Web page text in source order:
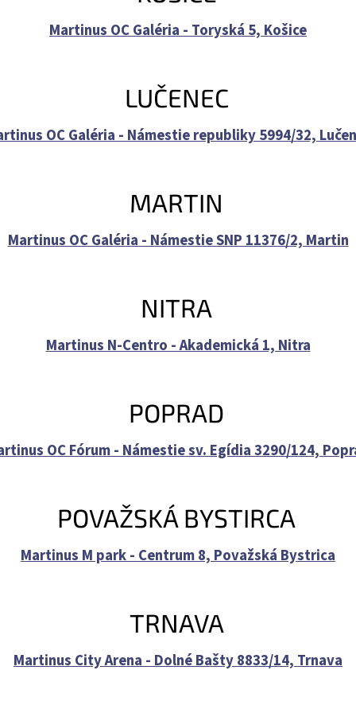
Martinus OC Galéria - Toryská 5, Košice
LUČENEC
OC Galéria - Námestie republiky 5994/32,
MARTIN
Martinus OC Galéria - Námestie SNP 11376/2, Martin
NITRA
Martinus N-Centro - Akademická 1, Nitra
POPRAD
OC Fórum - Námestie sv. Egídia 3290/124,
POVAŽSKÁ BYSTIRCA
Martinus M park - Centrum 8, Považská Bystrica
TRNAVA
Martinus City Arena - Dolné Bašty 8833/14, Trnava